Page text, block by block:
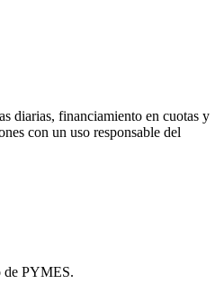
diarias, financiamiento en cuotas y
con un uso responsable del
de PYMES.